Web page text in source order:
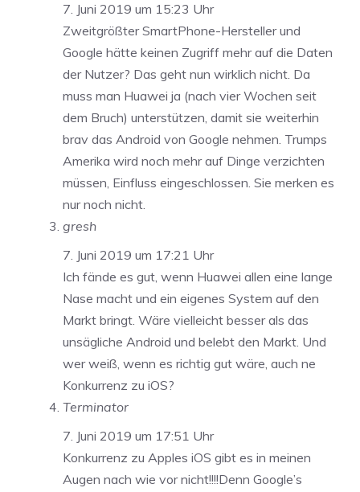
7. Juni 2019 um 15:23 Uhr
Zweitgrößter SmartPhone-Hersteller und
Google hätte keinen Zugriff mehr auf die Daten
der Nutzer? Das geht nun wirklich nicht. Da
muss man Huawei ja (nach vier Wochen seit
dem Bruch) unterstützen, damit sie weiterhin
brav das Android von Google nehmen. Trumps
Amerika wird noch mehr auf Dinge verzichten
müssen, Einfluss eingeschlossen. Sie merken es
nur noch nicht.
gresh
7. Juni 2019 um 17:21 Uhr
Ich fände es gut, wenn Huawei allen eine lange
Nase macht und ein eigenes System auf den
Markt bringt. Wäre vielleicht besser als das
unsägliche Android und belebt den Markt. Und
wer weiß, wenn es richtig gut wäre, auch ne
Konkurrenz zu iOS?
Terminator
7. Juni 2019 um 17:51 Uhr
Konkurrenz zu Apples iOS gibt es in meinen
Augen nach wie vor nicht!!!!Denn Google’s